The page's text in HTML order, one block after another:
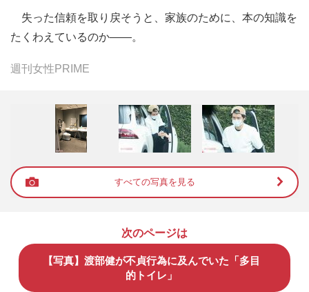
失った信頼を取り戻そうと、家族のために、本の知識を
たくわえているのか――。
週刊女性PRIME
すべての写真を見る
次のページは
【写真】渡部健が不貞行為に及んでいた「多目
的トイレ」